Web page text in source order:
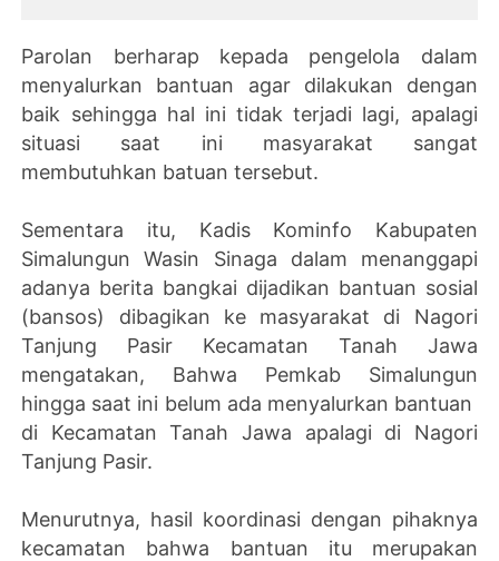
Parolan berharap kepada pengelola dalam
menyalurkan bantuan agar dilakukan dengan
baik sehingga hal ini tidak terjadi lagi, apalagi
situasi saat ini masyarakat sangat
membutuhkan batuan tersebut.
Sementara itu, Kadis Kominfo Kabupaten
Simalungun Wasin Sinaga dalam menanggapi
adanya berita bangkai dijadikan bantuan sosial
(bansos) dibagikan ke masyarakat di Nagori
Tanjung Pasir Kecamatan Tanah Jawa
mengatakan, Bahwa Pemkab Simalungun
hingga saat ini belum ada menyalurkan bantuan
di Kecamatan Tanah Jawa apalagi di Nagori
Tanjung Pasir.
Menurutnya, hasil koordinasi dengan pihaknya
kecamatan bahwa bantuan itu merupakan